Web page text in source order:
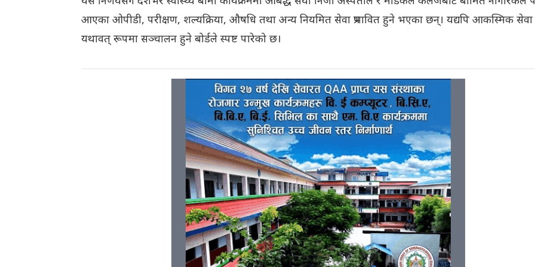
आएका ओपीडी, परीक्षण, शल्यक्रिया, औषधि तथा अन्य नियमित सेवा प्रभावित हुने भएका छन्। यद्यपि आकस्मिक
यथावत् रूपमा सञ्चालन हुने बोर्डले स्पष्ट पारेको छ।